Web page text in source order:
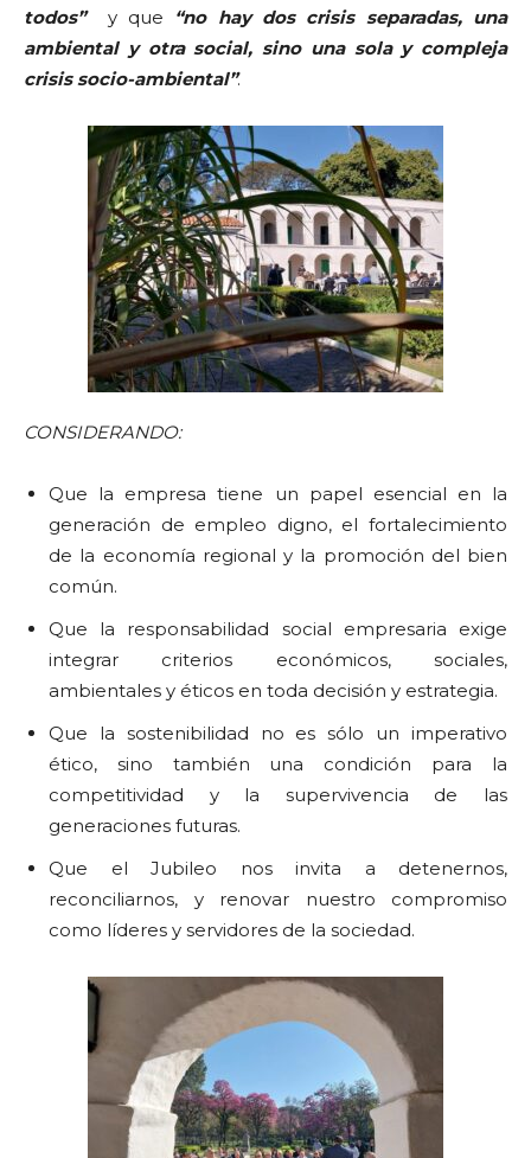
todos”y que “no hay dos crisis separadas, una
ambiental y otra social, sino una sola y compleja
crisis socio-ambiental”.
CONSIDERANDO:
Que la empresa tiene un papel esencial en la
generación de empleo digno, el fortalecimiento
de la economía regional y la promoción del bien
común.
Que la responsabilidad social empresaria exige
integrar criterios económicos, sociales,
ambientales y éticos en toda decisión y estrategia.
Que la sostenibilidad no es sólo un imperativo
ético, sino también una condición para la
competitividad y la supervivencia de las
generaciones futuras.
Que el Jubileo nos invita a detenernos,
reconciliarnos, y renovar nuestro compromiso
como líderes y servidores de la sociedad.